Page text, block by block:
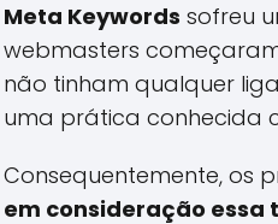
Meta Keywords sofreu
webmasters
não tinham qualquer
uma prática conhecida
Consequentemente, os
em consideração